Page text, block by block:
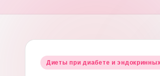
Опубликовано
Диеты при диабете и